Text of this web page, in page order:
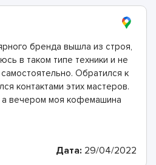
бренда вышла из строя,
в таком типе техники и не
Обратился к
контактами этих мастеров.
а вечером моя кофемашина
Дата: 29/04/2022